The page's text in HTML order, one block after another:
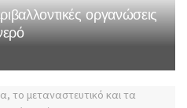
οργανώσεις